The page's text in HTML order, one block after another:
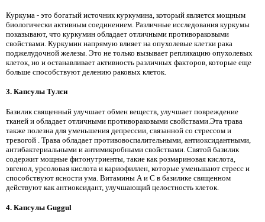
Куркума - это богатый источник куркумина, который является мощным
биологически активным соединением. Различные исследования куркумы
показывают, что куркумин обладает отличными противораковыми
свойствами. Куркумин напрямую влияет на опухолевые клетки рака
поджелудочной железы. Это не только вызывает репликацию опухолевых
клеток, но и останавливает активность различных факторов, которые еще
больше способствуют делению раковых клеток.
3. Капсулы Тулси
Базилик священный улучшает обмен веществ, улучшает повреждение
тканей и обладает отличными противораковыми свойствами.Эта трава
также полезна для уменьшения депрессии, связанной со стрессом и
тревогой . Трава обладает противовоспалительными, антиоксидантными,
антибактериальными и антимикробными свойствами. Святой базилик
содержит мощные фитонутриенты, такие как розмариновая кислота,
эвгенол, урсоловая кислота и кариофиллен, которые уменьшают стресс и
способствуют ясности ума. Витамины А и С в базилике священном
действуют как антиоксидант, улучшающий целостность клеток.
4. Капсулы Guggul